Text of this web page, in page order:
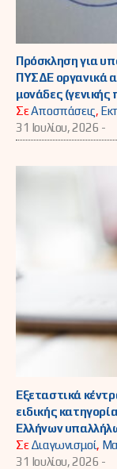
Πρόσκληση για
ΠΥΣΔΕ οργανικά
μονάδες (γενικής
ΣεΑποσπάσεις,
31 Ιουλίου, 2026 -
Εξεταστικά
ειδικής
Ελλήνων
ΣεΔιαγωνισμοί,
31 Ιουλίου, 2026 -